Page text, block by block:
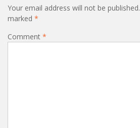
Your email address will not be published.
marked *
Comment *